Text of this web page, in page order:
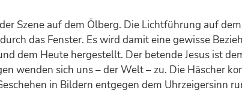
Szene auf dem Ölberg. Die Lichtführung auf
das Fenster. Es wird damit eine gewisse
dem Heute hergestellt. Der betende Jesus ist
wenden sich uns – der Welt – zu. Die Häscher
in Bildern entgegen dem Uhrzeigersinn